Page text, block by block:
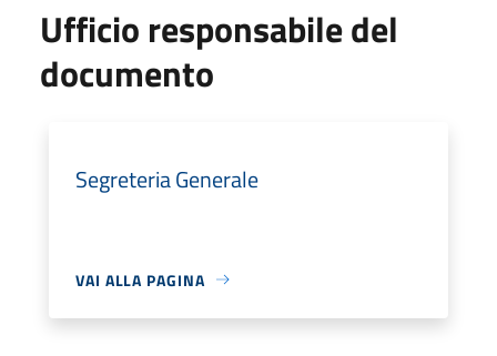
Ufficio responsabile del
documento
Segreteria Generale
VAI ALLA PAGINA